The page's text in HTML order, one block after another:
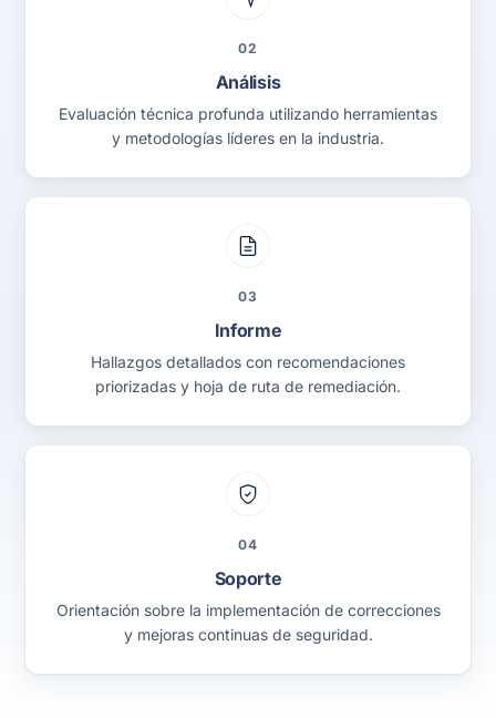
02
Análisis
Evaluación técnica profunda utilizando herramientas
y metodologías líderes en la industria.
03
Informe
Hallazgos detallados con recomendaciones
priorizadas y hoja de ruta de remediación.
04
Soporte
Orientación sobre la implementación de correcciones
y mejoras continuas de seguridad.